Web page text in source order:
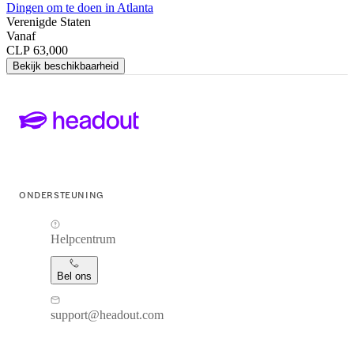
Dingen om te doen in Atlanta
Verenigde Staten
Vanaf
CLP 63,000
Bekijk beschikbaarheid
ONDERSTEUNING
Helpcentrum
Bel ons
support@headout.com